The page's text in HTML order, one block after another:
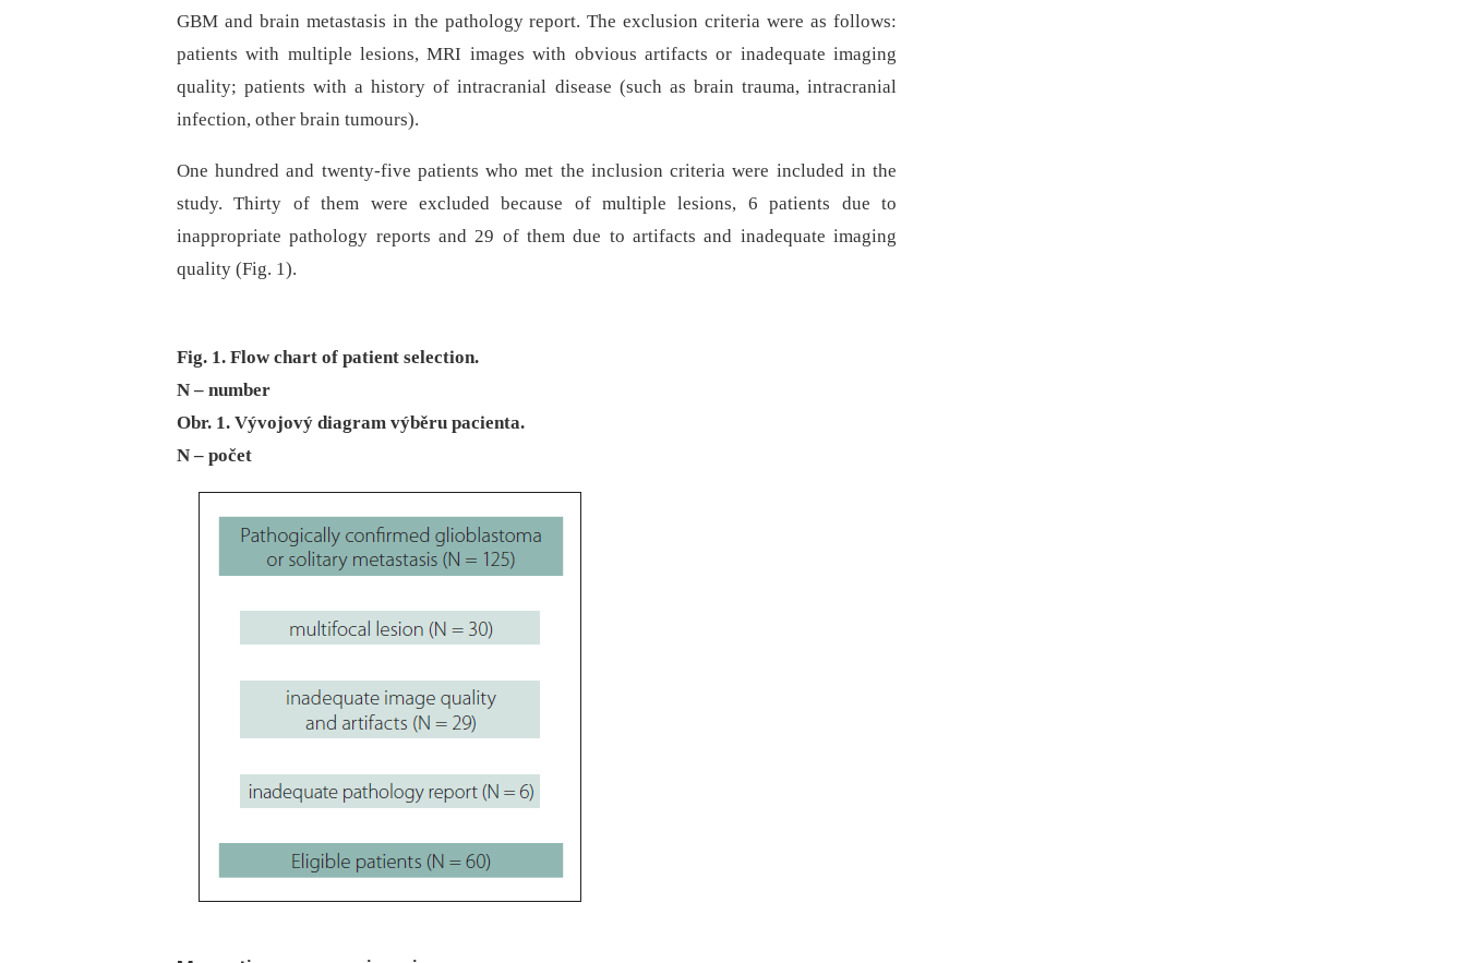
GBM and brain metastasis in the pathology report. The exclusion criteria were as follows:
patients with multiple lesions, MRI images with obvious artifacts or inadequate imaging
quality; patients with a history of intracranial disease (such as brain trauma, intracranial
infection, other brain tumours).
One hundred and twenty-five patients who met the inclusion criteria were included in the
study. Thirty of them were excluded because of multiple lesions, 6 patients due to
inappropriate pathology reports and 29 of them due to artifacts and inadequate imaging
quality (Fig. 1).
Fig. 1. Flow chart of patient selection.
N – number
Obr. 1. Vývojový diagram výběru pacienta.
N – počet